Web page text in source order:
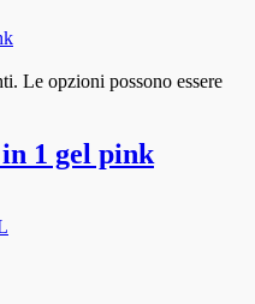
Le opzioni possono essere
in 1 gel pink